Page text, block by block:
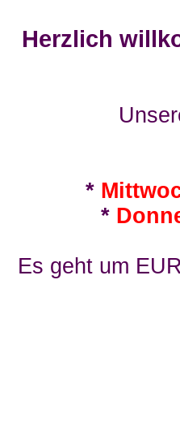
Herzlich
*
*
Es geht um